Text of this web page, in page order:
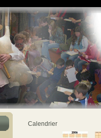
Calendrier